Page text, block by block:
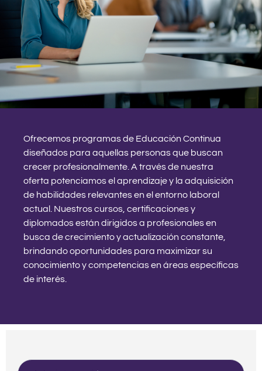
Ofrecemos programas de Educación Continua
diseñados para aquellas personas que buscan
crecer profesionalmente. A través de nuestra
oferta potenciamos el aprendizaje y la adquisición
de habilidades relevantes en el entorno laboral
actual. Nuestros cursos, certificaciones y
diplomados están dirigidos a profesionales en
busca de crecimiento y actualización constante,
brindando oportunidades para maximizar su
conocimiento y competencias en áreas específicas
de interés.